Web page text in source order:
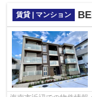
賃貸 | マンション